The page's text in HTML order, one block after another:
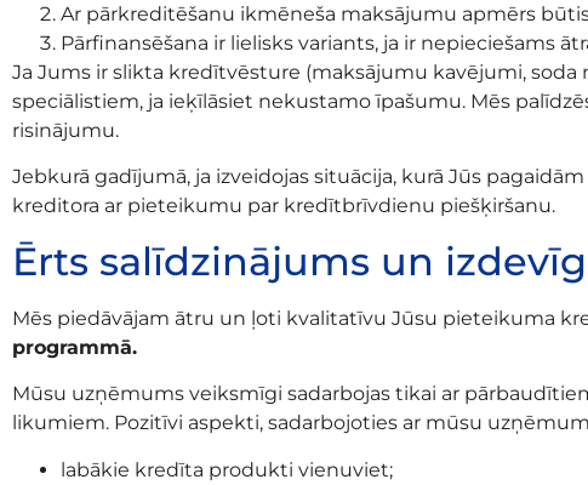
Ar pārkreditēšanu ikmēneša maksājumu apmērs
Pārfinansēšana ir lielisks variants, ja ir nepieciešams
Ja Jums ir slikta kredītvēsture (maksājumu kavējumi,
speciālistiem, ja ieķīlāsiet nekustamo īpašumu. Mēs
risinājumu.
Jebkurā gadījumā, ja izveidojas situācija, kurā Jūs
kreditora ar pieteikumu par kredītbrīvdienu piešķiršanu.
Ērts salīdzinājums un
Mēs piedāvājam ātru un ļoti kvalitatīvu Jūsu pieteikuma
programmā.
Mūsu uzņēmums veiksmīgi sadarbojas tikai ar
likumiem. Pozitīvi aspekti, sadarbojoties ar mūsu
labākie kredīta produkti vienuviet;